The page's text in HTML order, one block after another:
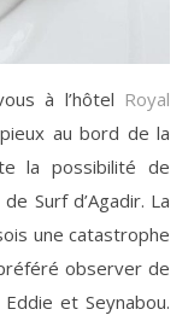
à l’hôtel Royal
au bord de la
la possibilité de
Surf d’Agadir. La
une catastrophe
observer de
et Seynabou.